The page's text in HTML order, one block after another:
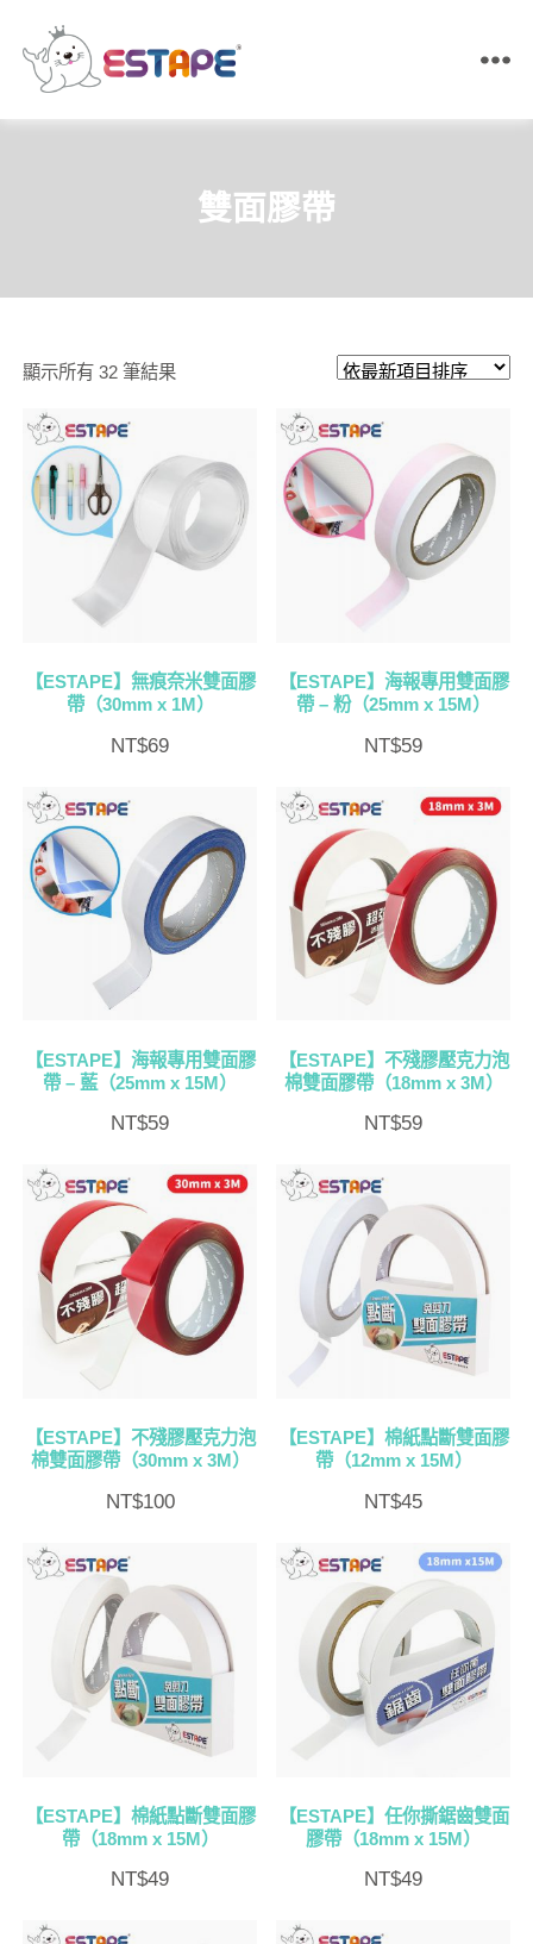
王
帶・
帶
製
造
雙面膠帶
顯示所有 32 筆結果依
排
【ESTAPE】無痕奈米雙面膠
帶（30mm x 1M）
NT$69
【ESTAPE】海報專用雙面膠
帶 – 粉（25mm x 15M）
NT$59
【ESTAPE】海報專用雙面膠
帶 – 藍（25mm x 15M）
NT$59
【ESTAPE】不殘膠壓克力泡
棉雙面膠帶（18mm x 3M）
NT$59
【ESTAPE】不殘膠壓克力泡
棉雙面膠帶（30mm x 3M）
NT$100
【ESTAPE】棉紙點斷雙面膠
帶（12mm x 15M）
NT$45
【ESTAPE】棉紙點斷雙面膠
帶（18mm x 15M）
NT$49
【ESTAPE】任你撕鋸齒雙面
膠帶（18mm x 15M）
NT$49